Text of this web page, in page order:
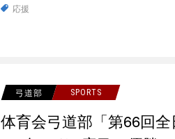
応援
弓道部 SPORTS
体育会弓道部「第66回